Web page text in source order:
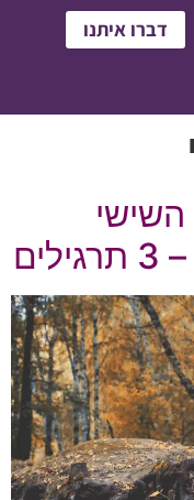
דברו איתנו